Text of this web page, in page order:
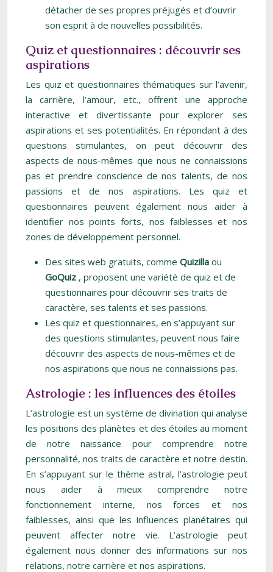
détacher de ses propres préjugés et d’ouvrir
son esprit à de nouvelles possibilités.
Quiz et questionnaires : découvrir ses
aspirations
Les quiz et questionnaires thématiques sur l’avenir,
la carrière, l’amour, etc., offrent une approche
interactive et divertissante pour explorer ses
aspirations et ses potentialités. En répondant à des
questions stimulantes, on peut découvrir des
aspects de nous-mêmes que nous ne connaissions
pas et prendre conscience de nos talents, de nos
passions et de nos aspirations. Les quiz et
questionnaires peuvent également nous aider à
identifier nos points forts, nos faiblesses et nos
zones de développement personnel.
Des sites web gratuits, comme Quizilla ou
GoQuiz , proposent une variété de quiz et de
questionnaires pour découvrir ses traits de
caractère, ses talents et ses passions.
Les quiz et questionnaires, en s’appuyant sur
des questions stimulantes, peuvent nous faire
découvrir des aspects de nous-mêmes et de
nos aspirations que nous ne connaissions pas.
Astrologie : les influences des étoiles
L’astrologie est un système de divination qui analyse
les positions des planètes et des étoiles au moment
de notre naissance pour comprendre notre
personnalité, nos traits de caractère et notre destin.
En s’appuyant sur le thème astral, l’astrologie peut
nous aider à mieux comprendre notre
fonctionnement interne, nos forces et nos
faiblesses, ainsi que les influences planétaires qui
peuvent affecter notre vie. L’astrologie peut
également nous donner des informations sur nos
relations, notre carrière et nos aspirations.